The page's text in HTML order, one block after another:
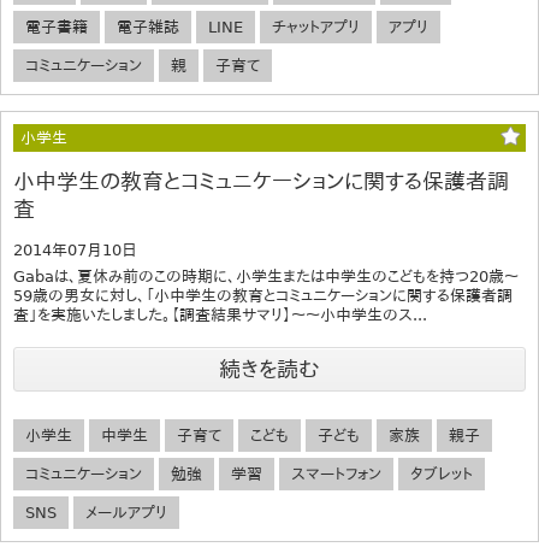
電子書籍 電子雑誌 LINE チャットアプリ アプリ
コミュニケーション 親 子育て
小学生
小中学生の教育とコミュニケーションに関する保護者調
査
2014年07月10日
Gabaは、夏休み前のこの時期に、小学生または中学生のこどもを持つ20歳～
59歳の男女に対し、「小中学生の教育とコミュニケーションに関する保護者調
査」を実施いたしました。【調査結果サマリ】～～小中学生のス...
続きを読む
小学生 中学生 子育て こども 子ども 家族 親子
コミュニケーション 勉強 学習 スマートフォン タブレット
SNS メールアプリ